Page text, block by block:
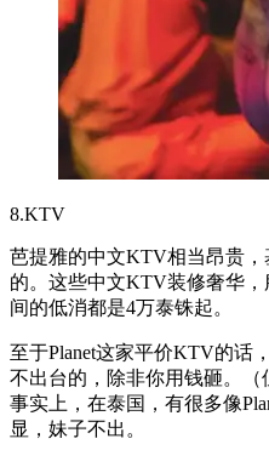
8.KTV
芭提雅的中文KTV相当昂贵
的。这些中文KTV装修奢华
间的低消都是4万泰铢起。
至于Planet这家平价KTV的话
不出台的，除非你用钱砸。（
事实上，在泰国，有很多像
显，妹子不出。